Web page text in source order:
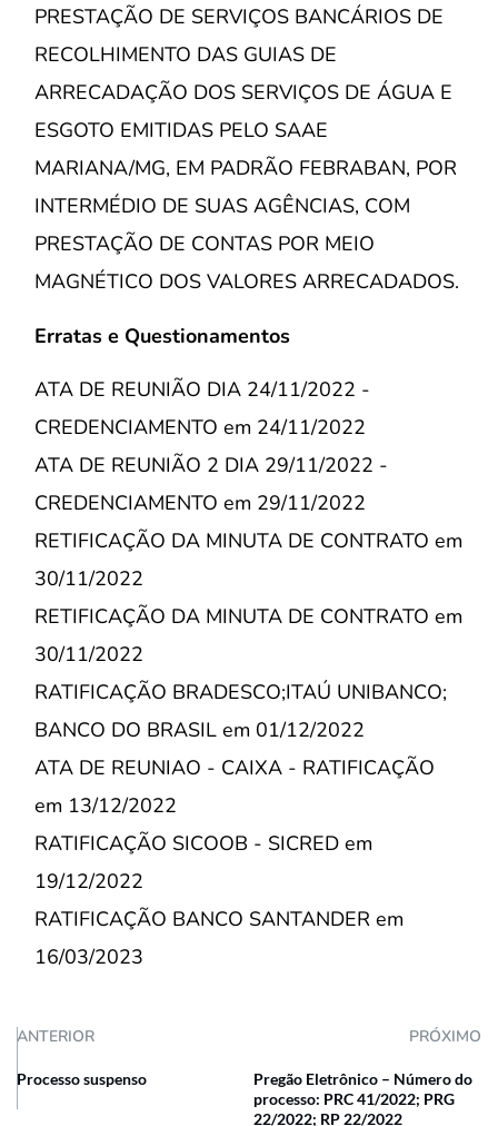
PRESTAÇÃO DE SERVIÇOS BANCÁRIOS DE
RECOLHIMENTO DAS GUIAS DE
ARRECADAÇÃO DOS SERVIÇOS DE ÁGUA E
ESGOTO EMITIDAS PELO SAAE
MARIANA/MG, EM PADRÃO FEBRABAN, POR
INTERMÉDIO DE SUAS AGÊNCIAS, COM
PRESTAÇÃO DE CONTAS POR MEIO
MAGNÉTICO DOS VALORES ARRECADADOS.
Erratas e Questionamentos
ATA DE REUNIÃO DIA 24/11/2022 -
CREDENCIAMENTO em 24/11/2022
ATA DE REUNIÃO 2 DIA 29/11/2022 -
CREDENCIAMENTO em 29/11/2022
RETIFICAÇÃO DA MINUTA DE CONTRATO em
30/11/2022
RETIFICAÇÃO DA MINUTA DE CONTRATO em
30/11/2022
RATIFICAÇÃO BRADESCO;ITAÚ UNIBANCO;
BANCO DO BRASIL em 01/12/2022
ATA DE REUNIAO - CAIXA - RATIFICAÇÃO
em 13/12/2022
RATIFICAÇÃO SICOOB - SICRED em
19/12/2022
RATIFICAÇÃO BANCO SANTANDER em
16/03/2023
ANTERIOR PRÓXIMO
Processo suspenso
Pregão Eletrônico – Número do
processo: PRC 41/2022; PRG
22/2022; RP 22/2022